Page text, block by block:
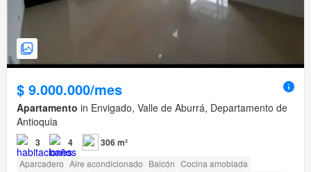
$ 9.000.000/mes
Apartamento in Envigado, Valle de Aburrá, Departamento de
Antioquia
3 4 306 m²
Aparcadero Aire acondicionado Balcón Cocina amoblada